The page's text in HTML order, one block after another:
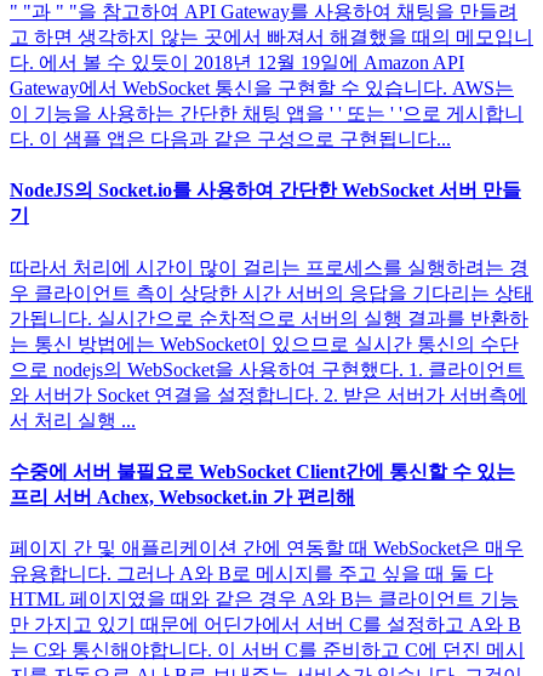
" "과 " "을 참고하여 API Gateway를 사용하여 채팅을 만들려
고 하면 생각하지 않는 곳에서 빠져서 해결했을 때의 메모입니
다. 에서 볼 수 있듯이 2018년 12월 19일에 Amazon API
Gateway에서 WebSocket 통신을 구현할 수 있습니다. AWS는
이 기능을 사용하는 간단한 채팅 앱을 ' ' 또는 ' '으로 게시합니
다. 이 샘플 앱은 다음과 같은 구성으로 구현됩니다...
NodeJS의 Socket.io를 사용하여 간단한 WebSocket 서버 만들
기
따라서 처리에 시간이 많이 걸리는 프로세스를 실행하려는 경
우 클라이언트 측이 상당한 시간 서버의 응답을 기다리는 상태
가됩니다. 실시간으로 순차적으로 서버의 실행 결과를 반환하
는 통신 방법에는 WebSocket이 있으므로 실시간 통신의 수단
으로 nodejs의 WebSocket을 사용하여 구현했다. 1. 클라이언트
와 서버가 Socket 연결을 설정합니다. 2. 받은 서버가 서버측에
서 처리 실행 ...
수중에 서버 불필요로 WebSocket Client간에 통신할 수 있는
프리 서버 Achex, Websocket.in 가 편리해
페이지 간 및 애플리케이션 간에 연동할 때 WebSocket은 매우
유용합니다. 그러나 A와 B로 메시지를 주고 싶을 때 둘 다
HTML 페이지였을 때와 같은 경우 A와 B는 클라이언트 기능
만 가지고 있기 때문에 어딘가에서 서버 C를 설정하고 A와 B
는 C와 통신해야합니다. 이 서버 C를 준비하고 C에 던진 메시